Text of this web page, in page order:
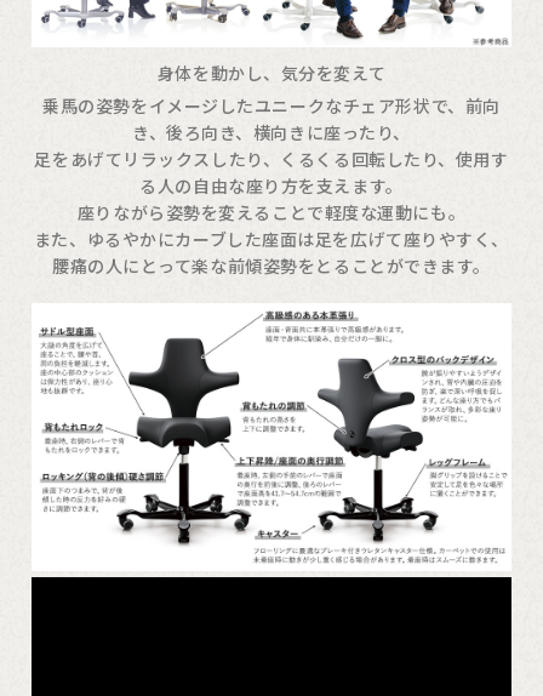
身体を動かし、気分を変えて
乗馬の姿勢をイメージしたユニークなチェア形状で、前向
き、後ろ向き、横向きに座ったり、
足をあげてリラックスしたり、くるくる回転したり、使用す
る人の自由な座り方を支えます。
座りながら姿勢を変えることで軽度な運動にも。
また、ゆるやかにカーブした座面は足を広げて座りやすく、
腰痛の人にとって楽な前傾姿勢をとることができます。